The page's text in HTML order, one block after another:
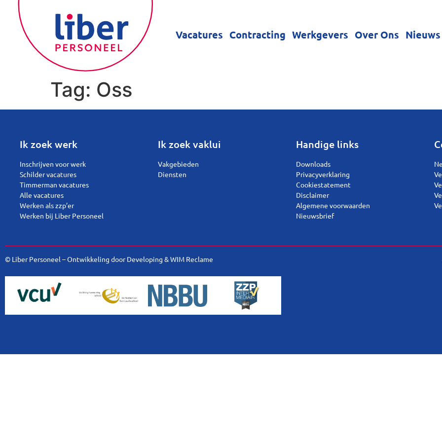
Vacatures Contracting Werkgevers Over Ons Nieuws
Tag: Oss
Ik zoek werk
Inschrijven voor werk
Schilder vacatures
Timmerman vacatures
Alle vacatures
Werken als zzp’er
Werken bij Liber Personeel
Ik zoek vaklui
Vakgebieden
Diensten
Handige links
Downloads
Privacyverklaring
Cookiestatement
Disclaimer
Algemene voorwaarden
Nieuwsbrief
© Liber Personeel – Ontwikkeling doorDeveloping &WIM Reclame